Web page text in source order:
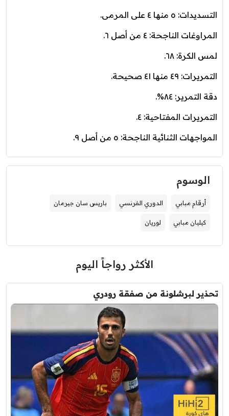
التسديدات: ٥ منها ٤ على المرمى.
المراوغات الناجحة: ٤ من أصل ٦.
لمس الكرة: ٦٨.
التمريرات: ٤٩ منها ٤١ صحيحة.
دقة التمرير: ٨٤%.
التمريرات المفتاحية: ٤.
المواجهات الثنائية الناجحة: ٥ من أصل ٩.
الوسوم
أرقام مبابي الدوري الفرنسي باريس سان جيرمان
كيليان مبابي لوريان
الأكثر رواجاً اليوم
تحذير لبرشلونة من صفقة رودري